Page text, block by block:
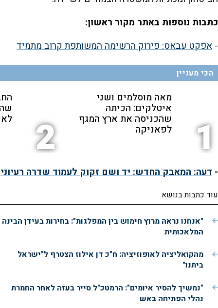
כתבות נוספות באתר מקור ראשון:
- אפקט עבאס: פירוק הרשימה המשותפת קרוב מתמיד
הכי מעניין
1
מאה מוסלמים ושני
איטלקים: הכיתה
שהכניסה את ארץ המגף
לפאניקה 2
- דעה: המאבק החדש: יד ושם זקוק לעמוד שדרה רעיוני
עוד כתבות בנושא
"אנחנו נראה מרוץ חימוש בין המפלגות": בחירות בעידן הבינה
המלאכותית
מהקואליציה לאופוזיציה: ח"כ דן אילוז הצטרף ל"ישראל
ביתנו"
"נמשיך להסיר איומים": הרמטכ"ל סייר בעזה לאחר החמרת
נהלי הפתיחה באש